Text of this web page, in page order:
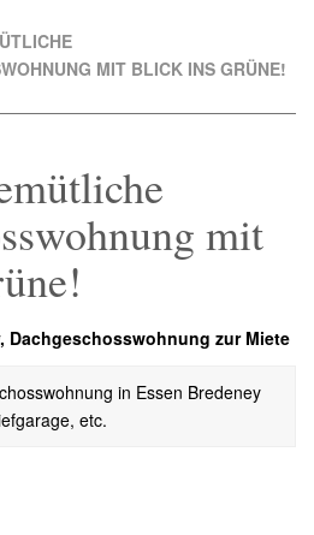
MIT BLICK INS GRÜNE!
mit
Dachgeschosswohnung zur Miete
in Essen Bredeney
etc.